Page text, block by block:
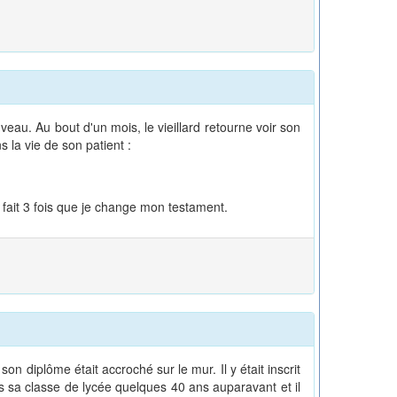
Au bout d'un mois, le vieillard retourne voir son
la vie de son patient :
3 fois que je change mon testament.
diplôme était accroché sur le mur. Il y était inscrit
classe de lycée quelques 40 ans auparavant et il